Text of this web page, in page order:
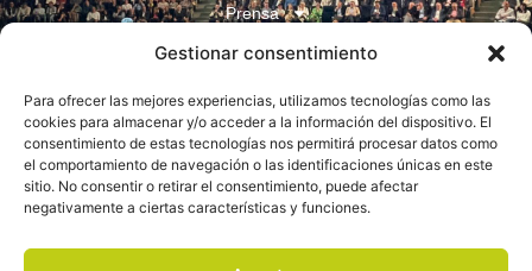
Gestionar consentimiento
Para ofrecer las mejores experiencias, utilizamos tecnologías como las
cookies para almacenar y/o acceder a la información del dispositivo. El
consentimiento de estas tecnologías nos permitirá procesar datos como
el comportamiento de navegación o las identificaciones únicas en este
sitio. No consentir o retirar el consentimiento, puede afectar
negativamente a ciertas características y funciones.
Prensa
Juventudes
Contacto